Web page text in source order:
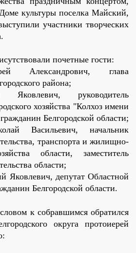
культуры поселка Майский,
участники творческих
почетные гости:
Александрович, глава
района;
руководитель
хозяйства "Колхоз имени
Белгородской области;
Васильевич, начальник
транспорта и жилищно-
области, заместитель
области;
Яковлевич, депутат Областной
Белгородской области.
к собравшимся обратился
округа протоиерей